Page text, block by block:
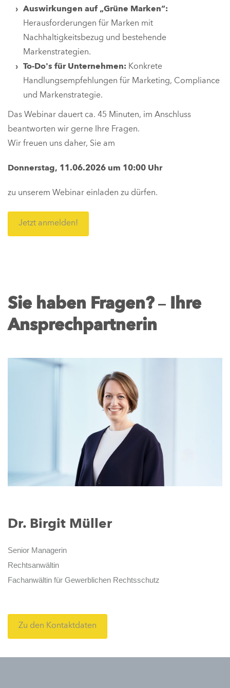
Auswirkungen auf „Grüne Marken“:
Herausforderungen für Marken mit
Nachhaltigkeitsbezug und bestehende
Markenstrategien.
To-Do's für Unternehmen: Konkrete
Handlungsempfehlungen für Marketing, Compliance
und Markenstrategie.
Das Webinar dauert ca. 45 Minuten, im Anschluss
beantworten wir gerne Ihre Fragen.
Wir freuen uns daher, Sie am
Donnerstag, 11.06.2026 um 10:00 Uhr
zu unserem Webinar einladen zu dürfen.
Jetzt anmelden!
Sie haben Fragen?– Ihre
Ansprechpartnerin
Dr. Birgit Müller
Senior Managerin
Rechtsanwältin
Fachanwältin für Gewerblichen Rechtsschutz
Zu den Kontaktdaten